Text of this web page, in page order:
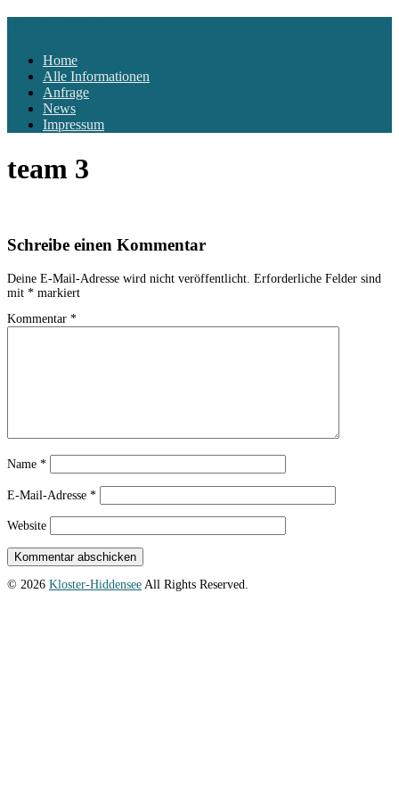
Home
Alle Informationen
Anfrage
News
Impressum
team 3
Schreibe einen Kommentar
Deine E-Mail-Adresse wird nicht veröffentlicht. Erforderliche Felder sind
mit * markiert
Kommentar *
Name *
E-Mail-Adresse *
Website
© 2026 Kloster-Hiddensee All Rights Reserved.